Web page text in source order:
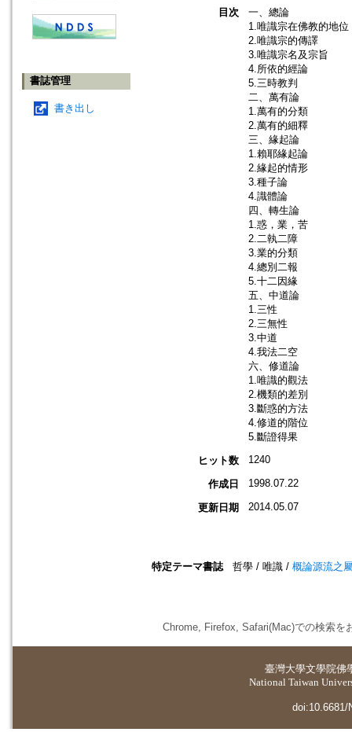
書誌管理
書き出し
目次
一、總論
1.唯識宗在佛教的地位
2.唯識宗的傳譯
3.唯識宗名及宗旨
4.所依的經論
5.三時教判
二、萬有論
1.萬有的分類
2.萬有的細釋
三、緣起論
1.賴耶緣起論
2.緣起的情形
3.種子論
4.識體論
四、轉生論
1.惑，業，苦
2.二執二障
3.業的分類
4.總別二報
5.十二因緣
五、中道論
1.三性
2.三無性
3.中道
4.我法二空
六、修道論
1.唯識的觀法
2.機類的差別
3.斷惑的方法
4.修道的階位
5.斷證得果
ヒット数
1240
作成日 1998.07.22
更新日期 2014.05.07
特定テーマ書誌 哲學 / 唯識 / 概論源流之
Chrome, Firefox, Safari(Mac)での検索を
臺灣大學文學院佛
National Taiwan
doi:10.6681/